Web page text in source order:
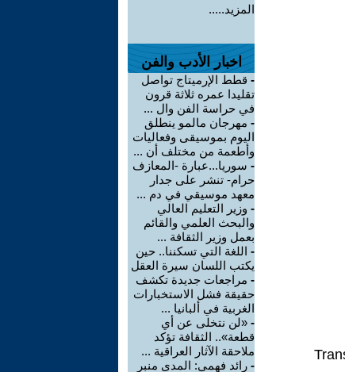
المزيد.....
اخبار الأدب والفن
- قطط الإرميتاج تواصل
تقليدا عمره ثلاثة قرون
في حراسة الفن وال ...
- مهرجان مالمو ينطلق
اليوم بموسيقى وفعاليات
وأطعمة من مختلف أن ...
- سوريا...عبارة -المعازف
حرام- تنشر على جدار
معهد موسيقي في دم ...
- وزير التعليم العالي
والبحث العلمي والقائم
بعمل وزير الثقافة ...
- اللغة التي تسكننا.. حين
يكتب اللسان سيرة العقل
- مراجعات جديدة تكشف
حقيقة فشل الاستخبارات
الغربية في ألبانيا ...
- «لن نتخلى عن أي
قطعة».. الثقافة تؤكد
ملاحقة الآثار العراقية ...
- رائد فهمي: المدى منبر